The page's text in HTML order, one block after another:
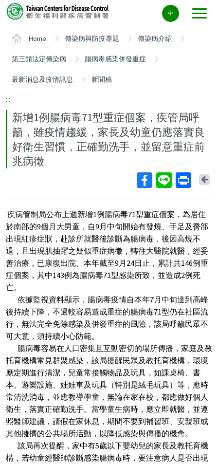
Center
block
中
Home 傳染病與防疫專題 傳染病介紹
第三類法定傳染病 腸病毒感染併發重症
最新消息及疫情訊息 新聞稿
:::
新增1例腸病毒71型重症個案，疾管局呼
籲，雖疫情趨緩，家長及幼童仍應落實良
好衛生習慣，正確勤洗手，並留意重症前
兆病徵
疾病管制局公布上週新增1例腸病毒71型重症個案，為居住
於南部的9個月大男童，自9月中旬開始有發燒、手足及臀部
出現紅疹症狀，赴診所就醫後診斷為腸病毒，後因高燒不
退，且出現肌抽躍之疑似重症病徵，轉往大醫院就醫，經妥
善治療，已康復出院。本年截至9月24日止，累計共146例重
症個案，其中143例為腸病毒71型感染所致，並造成2例死
亡。
依據監視資料顯示，腸病毒疫情自本年7月中旬達到高峰
後持續下降，不過較容易造成重症的腸病毒71型仍在社區流
行，無法完全免除感染及併發重症的風險，該局呼籲民眾不
可大意，須持續小心防範。
腸病毒容易在人口密集且互動密切的場所傳播，家庭及教
托育機構常見群聚感染，該局提醒民眾及教托育機構，環境
應定期進行清潔，兒童常接觸物品及玩具，如課桌椅、書
本、遊樂設施、娃娃車及玩具（特別是絨毛玩具）等，應時
常清洗消毒，並應教導學童，無論在家在校，都應做好個人
衛生，落實正確勤洗手。當學童生病時，應立即就醫，並遵
照醫師建議，請假在家休息，期間不要到補習班、安親班或
其他擁擠的公共場所活動，以降低感染與傳播的機會。
該局再次提醒，家中有5歲以下嬰幼兒的家長及教托育機
構，若幼童經醫師診斷感染腸病毒時，要注意病人是否出現